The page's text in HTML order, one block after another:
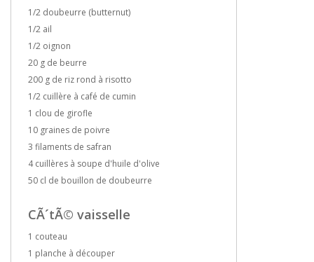
1/2 doubeurre (butternut)
1/2 ail
1/2 oignon
20 g de beurre
200 g de riz rond à risotto
1/2 cuillère à café de cumin
1 clou de girofle
10 graines de poivre
3 filaments de safran
4 cuillères à soupe d'huile d'olive
50 cl de bouillon de doubeurre
CÃ´tÃ© vaisselle
1 couteau
1 planche à découper